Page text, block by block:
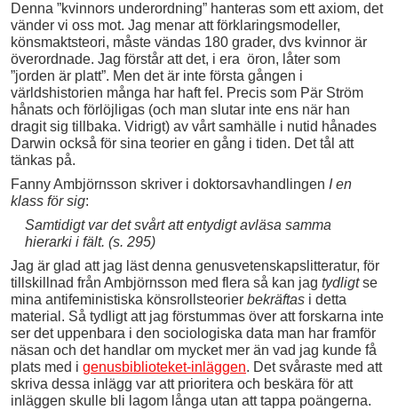
Denna ”kvinnors underordning” hanteras som ett axiom, det
vänder vi oss mot. Jag menar att förklaringsmodeller,
könsmaktsteori, måste vändas 180 grader, dvs kvinnor är
överordnade. Jag förstår att det, i era öron, låter som
”jorden är platt”. Men det är inte första gången i
världshistorien många har haft fel. Precis som Pär Ström
hånats och förlöjligas (och man slutar inte ens när han
dragit sig tillbaka. Vidrigt) av vårt samhälle i nutid hånades
Darwin också för sina teorier en gång i tiden. Det tål att
tänkas på.
Fanny Ambjörnsson skriver i doktorsavhandlingen I en
klass för sig:
Samtidigt var det svårt att entydigt avläsa samma
hierarki i fält. (s. 295)
Jag är glad att jag läst denna genusvetenskapslitteratur, för
tillskillnad från Ambjörnsson med flera så kan jag tydligtse
mina antifeministiska könsrollsteorier bekräftas i detta
material. Så tydligt att jag förstummas över att forskarna inte
ser det uppenbara i den sociologiska data man har framför
näsan och det handlar om mycket mer än vad jag kunde få
plats med i genusbiblioteket-inläggen. Det svåraste med att
skriva dessa inlägg var att prioritera och beskära för att
inläggen skulle bli lagom långa utan att tappa poängerna.